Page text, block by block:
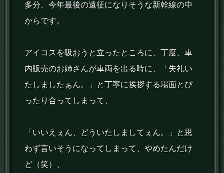
多分、今年最後の遠征になりそうな新幹線の中
からです。
アイコスを吸おうと立ったところに、丁度、車
内販売のお姉さんが車両を出る時に、「失礼い
たしましたぁん。」と丁寧に挨拶する場面とぴ
ったり合ってしまって、
「いいえぇん、どういたしましてぇん。」と思
わず言いそうになってしまって、やめたんだけ
ど（笑）、